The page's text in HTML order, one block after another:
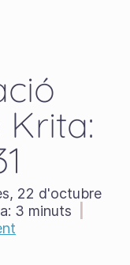
22 d'octubre
3 minuts